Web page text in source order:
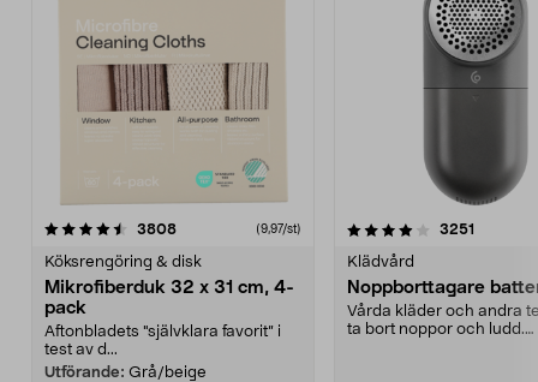
3808recensioner (9,97/st)
Köksrengöring & disk
Mikrofiberduk 32 x 31 cm, 4-
pack
Aftonbladets "självklara favorit” i
test av d...
Utförande: Grå/beige
4.0av 5 stjärnor 3251
Klädvård
Noppborttagare
Vårda kläder och andra
ta bort noppor och ludd.
4.5av 5 stjärnor